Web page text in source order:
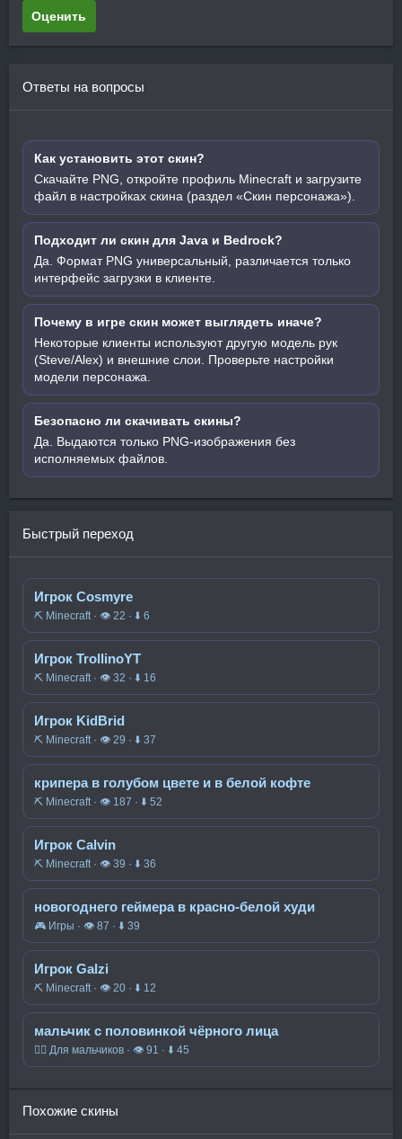
Оценить
Ответы на вопросы
Как установить этот скин?
Скачайте PNG, откройте профиль Minecraft и загрузите
файл в настройках скина (раздел «Скин персонажа»).
Подходит ли скин для Java и Bedrock?
Да. Формат PNG универсальный, различается только
интерфейс загрузки в клиенте.
Почему в игре скин может выглядеть иначе?
Некоторые клиенты используют другую модель рук
(Steve/Alex) и внешние слои. Проверьте настройки
модели персонажа.
Безопасно ли скачивать скины?
Да. Выдаются только PNG-изображения без
исполняемых файлов.
Быстрый переход
Игрок Cosmyre
⛏️ Minecraft · 👁 22 · ⬇ 6
Игрок TrollinoYT
⛏️ Minecraft · 👁 32 · ⬇ 16
Игрок KidBrid
⛏️ Minecraft · 👁 29 · ⬇ 37
крипера в голубом цвете и в белой кофте
⛏️ Minecraft · 👁 187 · ⬇ 52
Игрок Calvin
⛏️ Minecraft · 👁 39 · ⬇ 36
новогоднего геймера в красно-белой худи
🎮 Игры · 👁 87 · ⬇ 39
Игрок Galzi
⛏️ Minecraft · 👁 20 · ⬇ 12
мальчик с половинкой чёрного лица
🧍‍♂️ Для мальчиков · 👁 91 · ⬇ 45
Похожие скины